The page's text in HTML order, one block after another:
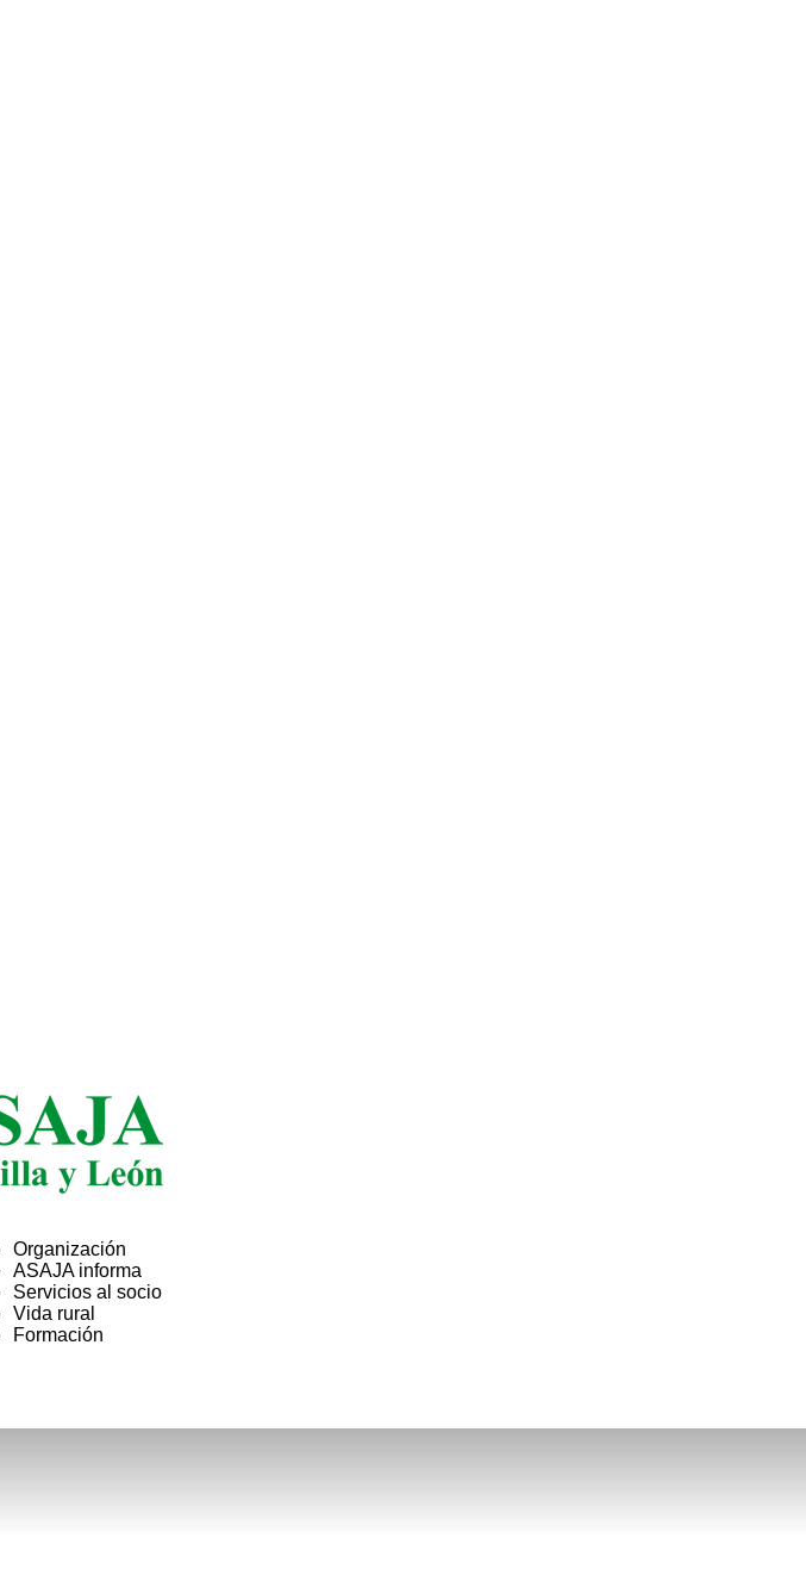
ASAJA
Castilla
Organización
ASAJA informa
Servicios al socio
Vida rural
Formación